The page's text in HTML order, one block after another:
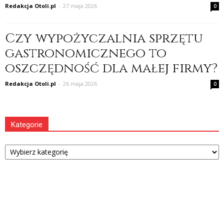
Redakcja Otoli.pl - 27 maja 2026 0
Czy wypożyczalnia sprzętu
gastronomicznego to
oszczędność dla małej firmy?
Redakcja Otoli.pl - 26 maja 2026 0
Kategorie
Kategorie